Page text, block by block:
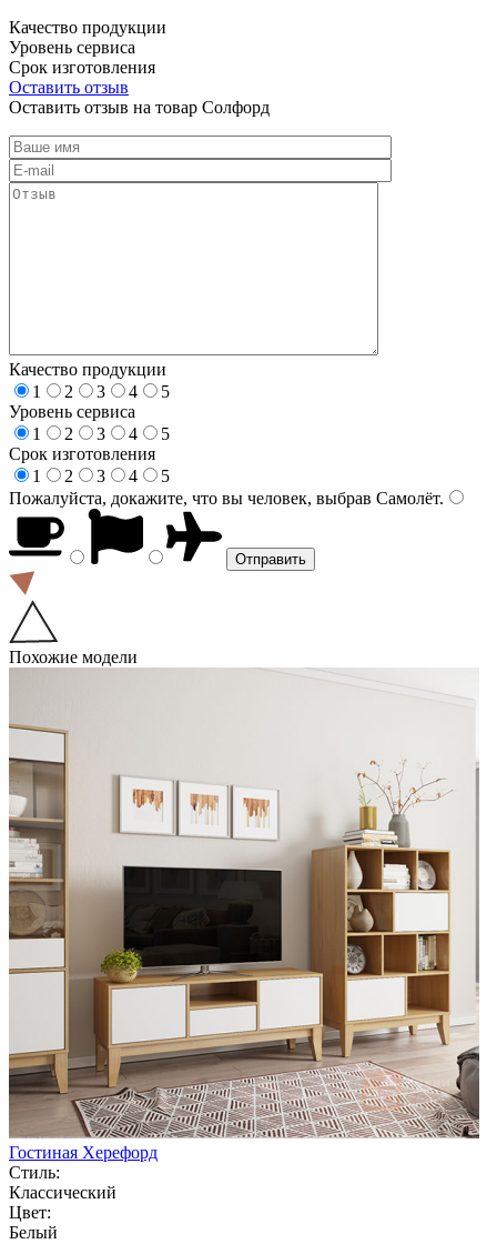
Качество продукции
Уровень сервиса
Срок изготовления
Оставить отзыв
Оставить отзыв на товар Солфорд
Качество продукции
1
2 3 4
5
Уровень сервиса
1
2 3 4
5
Срок изготовления
1
2 3 4
5
Пожалуйста, докажите, что вы человек, выбрав Самолёт.
Похожие модели
Гостиная Херефорд
Стиль:
Классический
Цвет:
Белый